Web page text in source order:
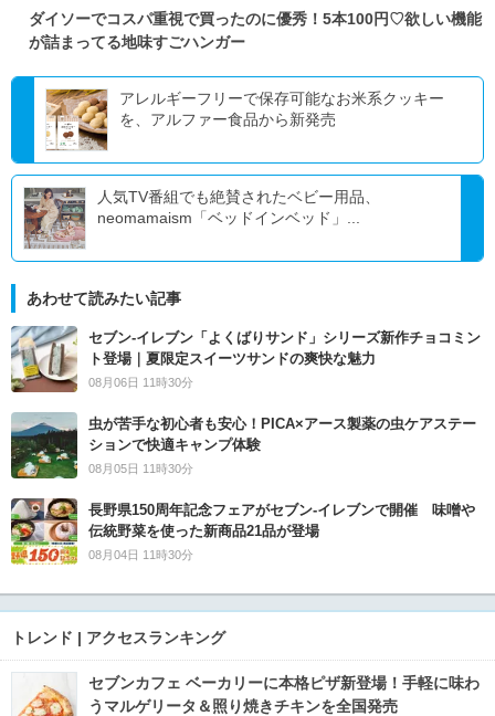
ダイソーでコスパ重視で買ったのに優秀！5本100円♡欲しい機能
が詰まってる地味すごハンガー
アレルギーフリーで保存可能なお米系クッキー
を、アルファー食品から新発売
人気TV番組でも絶賛されたベビー用品、
neomamaism「ベッドインベッド」...
あわせて読みたい記事
セブン‐イレブン「よくばりサンド」シリーズ新作チョコミン
ト登場｜夏限定スイーツサンドの爽快な魅力
08月06日 11時30分
虫が苦手な初心者も安心！PICA×アース製薬の虫ケアステー
ションで快適キャンプ体験
08月05日 11時30分
長野県150周年記念フェアがセブン-イレブンで開催 味噌や
伝統野菜を使った新商品21品が登場
08月04日 11時30分
トレンド | アクセスランキング
セブンカフェ ベーカリーに本格ピザ新登場！手軽に味わ
うマルゲリータ＆照り焼きチキンを全国発売